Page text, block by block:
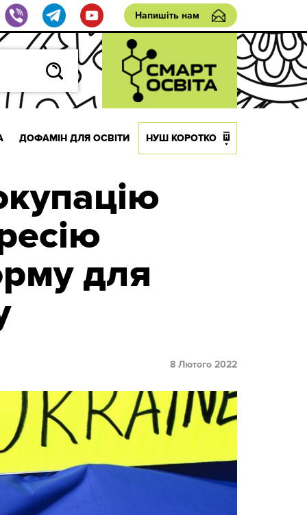
Напишіть нам
ДОФАМІН ДЛЯ ОСВІТИ НУШ КОРОТКО
для
8 Лютого 2022